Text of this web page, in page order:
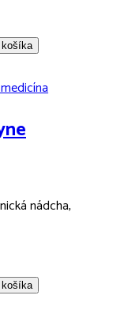
nádcha,